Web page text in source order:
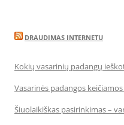
DRAUDIMAS INTERNETU
Kokių vasarinių padangų
Vasarinės padangos
Šiuolaikiškas pasirinkimas –